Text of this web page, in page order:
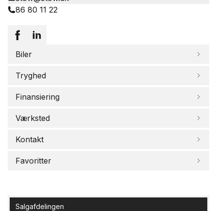
86 80 11 22
Biler
Tryghed
Finansiering
Værksted
Kontakt
Favoritter
Salgafdelingen